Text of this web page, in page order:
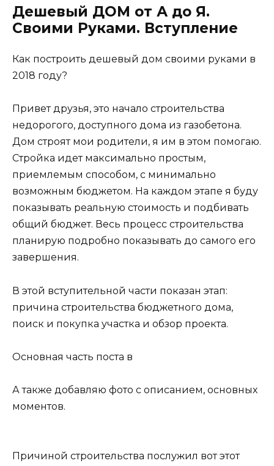
Дешевый ДОМ от А до Я.
Своими Руками. Вступление
Как построить дешевый дом своими руками в
2018 году?
Привет друзья, это начало строительства
недорогого, доступного дома из газобетона.
Дом строят мои родители, я им в этом помогаю.
Стройка идет максимально простым,
приемлемым способом, с минимально
возможным бюджетом. На каждом этапе я буду
показывать реальную стоимость и подбивать
общий бюджет. Весь процесс строительства
планирую подробно показывать до самого его
завершения.
В этой вступительной части показан этап:
причина строительства бюджетного дома,
поиск и покупка участка и обзор проекта.
Основная часть поста в
А также добавляю фото с описанием, основных
моментов.
Причиной строительства послужил вот этот